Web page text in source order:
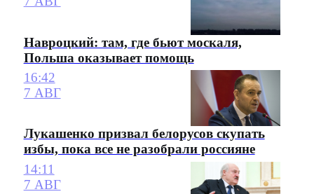
Навроцкий: там, где бьют москаля,
Польша оказывает помощь
16:42
7 АВГ
Лукашенко призвал белорусов скупать
избы, пока все не разобрали россияне
14:11
7 АВГ